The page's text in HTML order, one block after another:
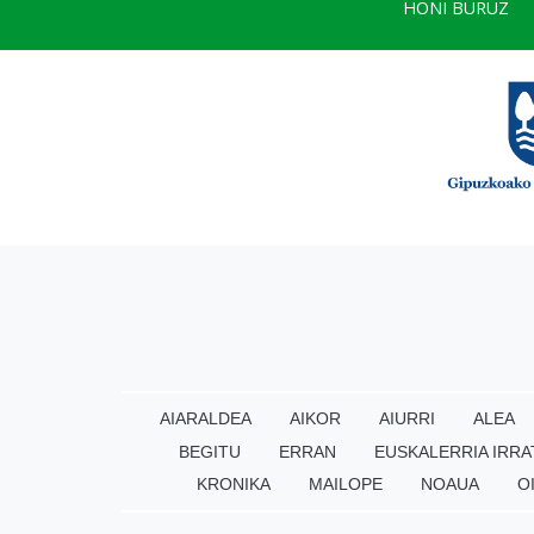
HONI BURUZ
AIARALDEA AIKOR AIURRI ALEA
BEGITU
ERRAN EUSKALERRIA
KRONIKA
MAILOPE NOAUA